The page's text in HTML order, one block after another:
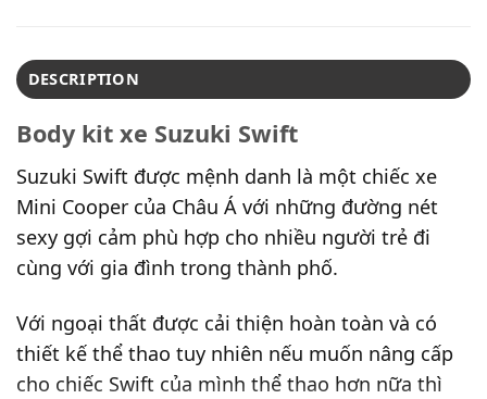
DESCRIPTION
Body kit xe Suzuki Swift
Suzuki Swift được mệnh danh là một chiếc xe
Mini Cooper của Châu Á với những đường nét
sexy gợi cảm phù hợp cho nhiều người trẻ đi
cùng với gia đình trong thành phố.
Với ngoại thất được cải thiện hoàn toàn và có
thiết kế thể thao tuy nhiên nếu muốn nâng cấp
cho chiếc Swift của mình thể thao hơn nữa thì